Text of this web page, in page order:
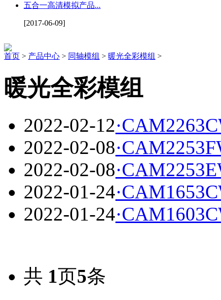
五合一高清模拟产品...
[2017-06-09]
首页 > 产品中心 > 同轴模组 > 暖光全彩模组 >
暖光全彩模组
2022-02-12·
2022-02-08·
2022-02-08·
2022-01-24·
2022-01-24·
共 1页5条